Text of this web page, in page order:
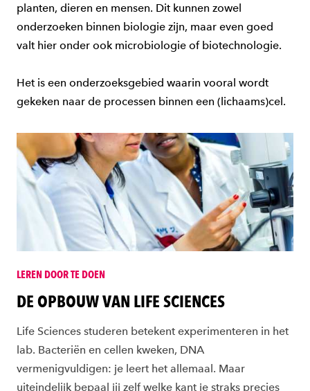
planten, dieren en mensen. Dit kunnen zowel
onderzoeken binnen biologie zijn, maar even goed
valt hier onder ook microbiologie of biotechnologie.
Het is een onderzoeksgebied waarin vooral wordt
gekeken naar de processen binnen een (lichaams)cel.
LEREN DOOR TE DOEN
DE OPBOUW VAN LIFE SCIENCES
Life Sciences studeren betekent experimenteren in het
lab. Bacteriën en cellen kweken, DNA
vermenigvuldigen: je leert het allemaal. Maar
uiteindelijk bepaal jij zelf welke kant je straks precies